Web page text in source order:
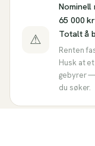
⚠
Nominell
65 000
Totalt å
Renten
Husk at
gebyrer
du søker.